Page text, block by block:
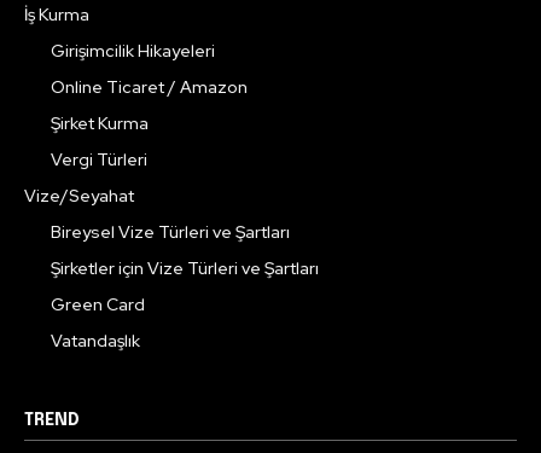
İş Kurma
Girişimcilik Hikayeleri
Online Ticaret / Amazon
Şirket Kurma
Vergi Türleri
Vize/Seyahat
Bireysel Vize Türleri ve Şartları
Şirketler için Vize Türleri ve Şartları
Green Card
Vatandaşlık
TREND